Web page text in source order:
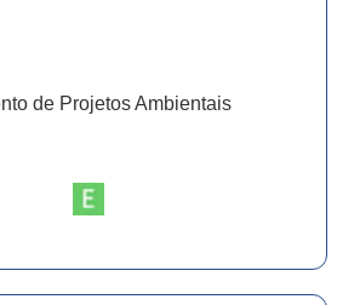
de Projetos Ambientais